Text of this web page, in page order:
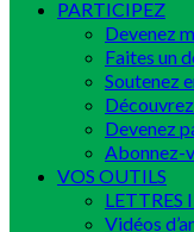
PARTICIPEZ
Devenez
Faites un
Soutenez
Devenez
Abonnez-
VOS OUTILS
LETTRES
Vidéos